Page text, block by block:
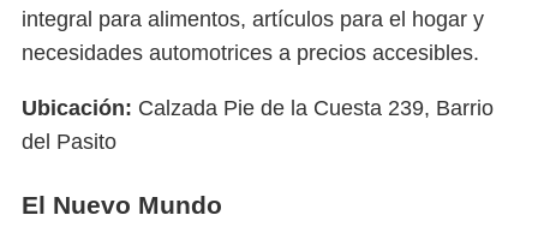
integral para alimentos, artículos para el hogar y
necesidades automotrices a precios accesibles.
Ubicación: Calzada Pie de la Cuesta 239, Barrio
del Pasito
El Nuevo Mundo